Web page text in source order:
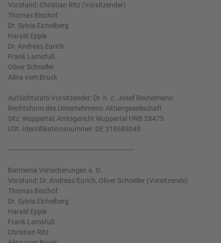
Vorstand: Christian Ritz (Vorsitzender)
Thomas Bischof
Dr. Sylvia Eichelberg
Harald Epple
Dr. Andreas Eurich
Frank Lamsfuß
Oliver Schoeller
Alina vom Bruck
Aufsichtsrats-Vorsitzender: Dr. h. c. Josef Beutelmann
Rechtsform des Unternehmens: Aktiengesellschaft
Sitz: Wuppertal; Amtsgericht Wuppertal HRB 28475
USt.-Identifikationsnummer: DE 318683048
----------------------------------------------------------------
Barmenia Versicherungen a. G.
Vorstand: Dr. Andreas Eurich, Oliver Schoeller (Vorsitzende)
Thomas Bischof
Dr. Sylvia Eichelberg
Harald Epple
Frank Lamsfuß
Christian Ritz